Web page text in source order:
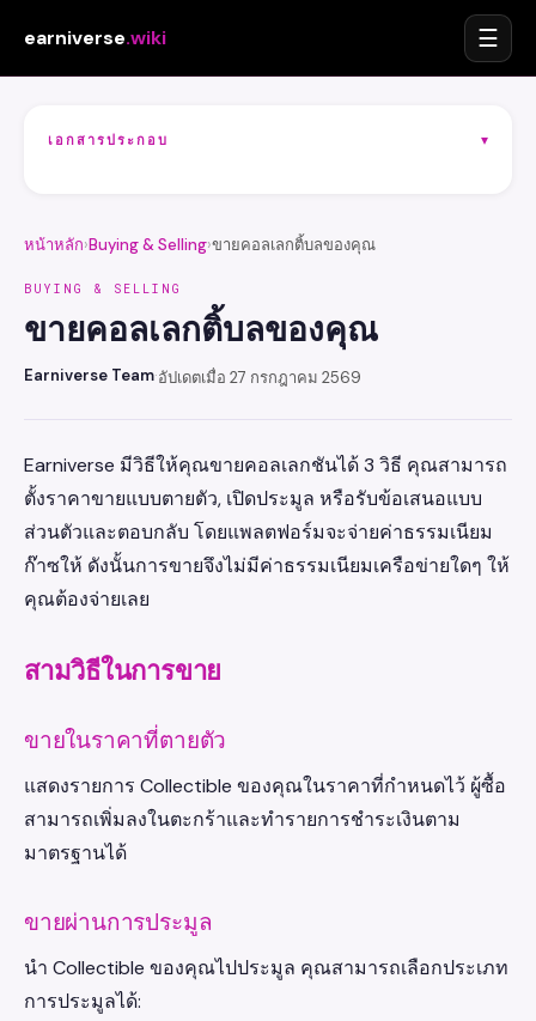
earniverse.wiki ☰
เอกสารประกอบ ▾
หน้าหลัก›Buying & Selling›ขายคอลเลกติ้บลของคุณ
BUYING & SELLING
ขายคอลเลกติ้บลของคุณ
Earniverse Team·อัปเดตเมื่อ 27 กรกฎาคม 2569
Earniverse มีวิธีให้คุณขายคอลเลกชันได้ 3 วิธี คุณสามารถ
ตั้งราคาขายแบบตายตัว, เปิดประมูล หรือรับข้อเสนอแบบ
ส่วนตัวและตอบกลับ โดยแพลตฟอร์มจะจ่ายค่าธรรมเนียม
ก๊าซให้ ดังนั้นการขายจึงไม่มีค่าธรรมเนียมเครือข่ายใดๆ ให้
คุณต้องจ่ายเลย
สามวิธีในการขาย
ขายในราคาที่ตายตัว
แสดงรายการ Collectible ของคุณในราคาที่กำหนดไว้ ผู้ซื้อ
สามารถเพิ่มลงในตะกร้าและทำรายการชำระเงินตาม
มาตรฐานได้
ขายผ่านการประมูล
นำ Collectible ของคุณไปประมูล คุณสามารถเลือกประเภท
การประมูลได้: